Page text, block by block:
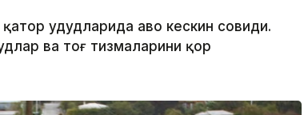
ҳудудларида ҳаво кескин совиди.
ва тоғ тизмаларини қор